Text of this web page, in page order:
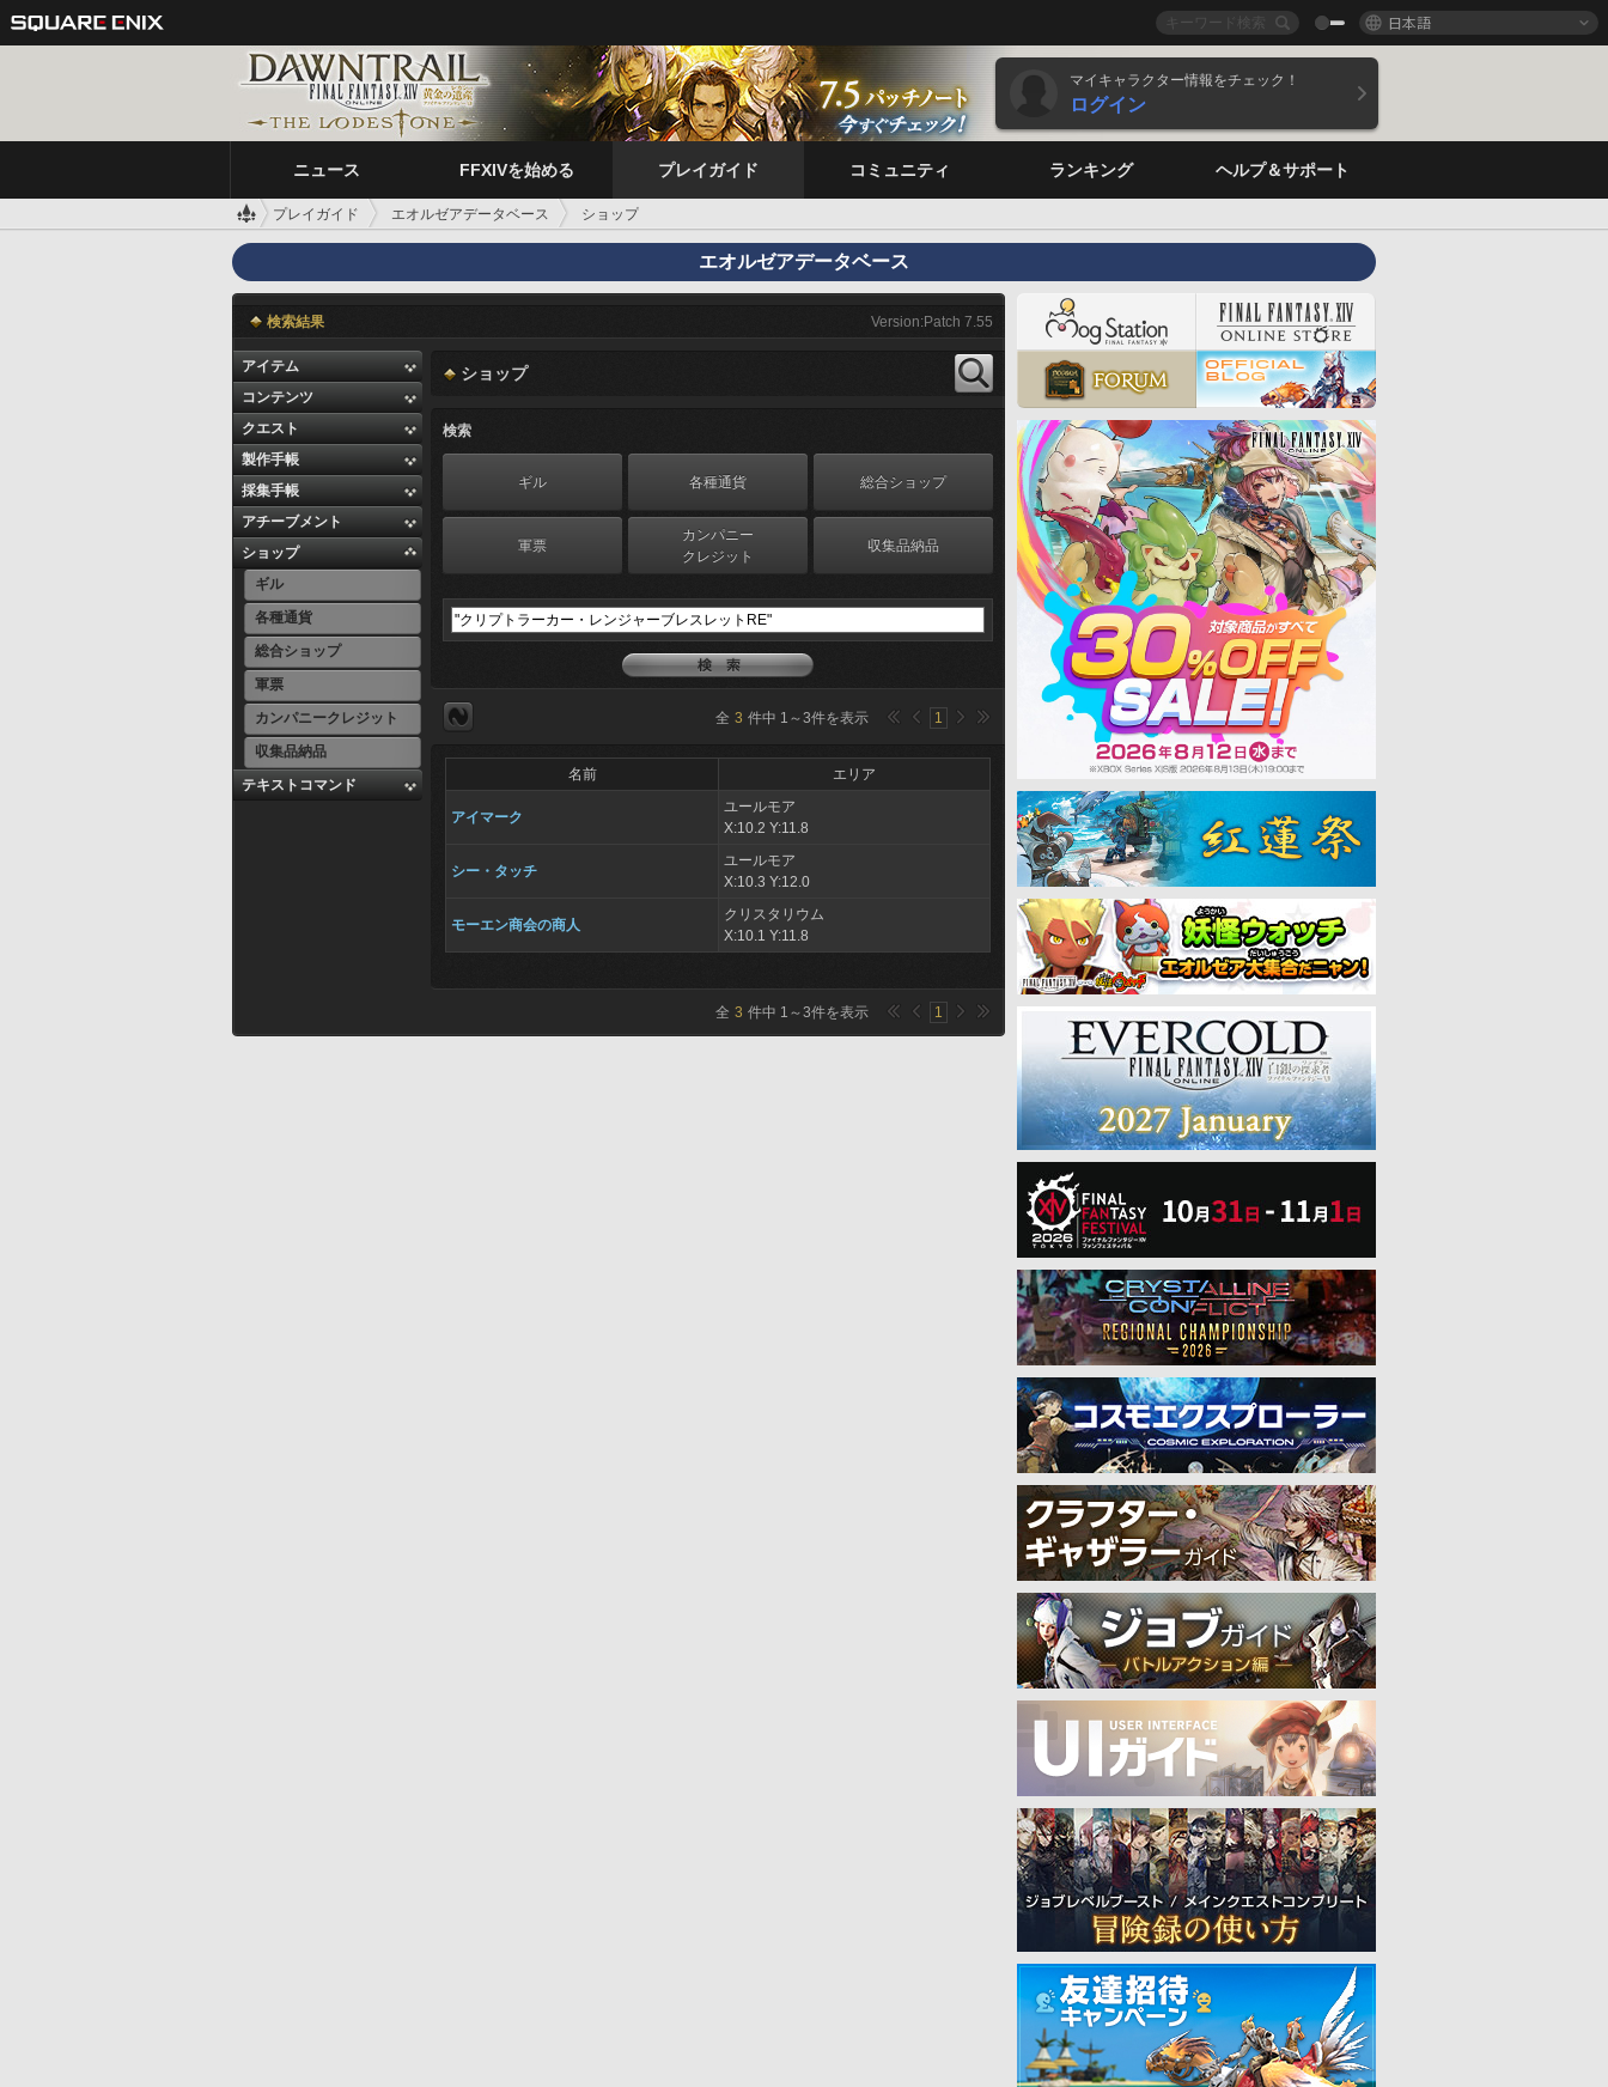
日本語
マイキャラクター情報をチェック！
ログイン
ニュース FFXIVを始める プレイガイド コミュニティ ランキング ヘルプ＆サポート
プレイガイド エオルゼアデータベース ショップ
エオルゼアデータベース
検索結果 Version:Patch 7.55
アイテム
コンテンツ
クエスト
製作手帳
採集手帳
アチーブメント
ショップ
ギル
各種通貨
総合ショップ
軍票
カンパニークレジット
収集品納品
テキストコマンド
ショップ
検索
ギル 各種通貨 総合ショップ
軍票
カンパニー
クレジット
収集品納品
全 3 件中 1 ～3件を表示 1
名前 エリア
アイマーク
ユールモア
X:10.2 Y:11.8
シー・タッチ
ユールモア
X:10.3 Y:12.0
モーエン商会の商人
クリスタリウム
X:10.1 Y:11.8
全 3 件中 1 ～3件を表示 1